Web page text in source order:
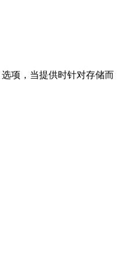
选项，当提供时针对存储而